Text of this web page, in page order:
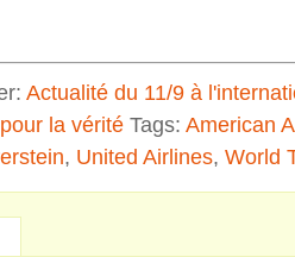
Actualité du 11/9 à
la vérité Tags: American
, United Airlines, World